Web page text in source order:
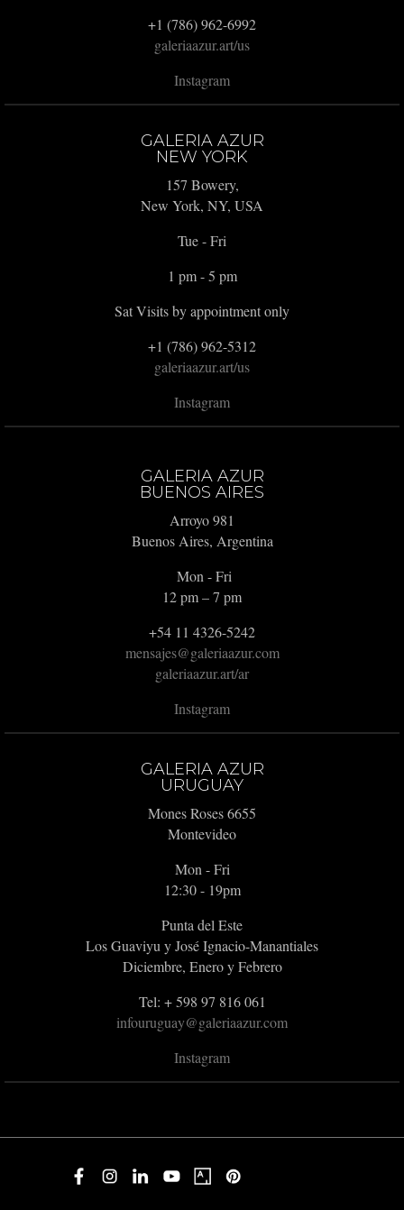
+1 (786) 962-6992
galeriaazur.art/us
Instagram
GALERIA AZUR
NEW YORK
157 Bowery,
New York, NY, USA
Tue - Fri
1 pm - 5 pm
Sat Visits by appointment only
+1 (786) 962-5312
galeriaazur.art/us
Instagram
GALERIA AZUR
BUENOS AIRES
Arroyo 981
Buenos Aires, Argentina
Mon - Fri
12 pm – 7 pm
+54 11 4326-5242
mensajes@galeriaazur.com
galeriaazur.art/ar
Instagram
GALERIA AZUR
URUGUAY
Mones Roses 6655
Montevideo
Mon - Fri
12:30 - 19pm
Punta del Este
Los Guaviyu y José Ignacio-Manantiales
Diciembre, Enero y Febrero
Tel: + 598 97 816 061
infouruguay@galeriaazur.com
Instagram